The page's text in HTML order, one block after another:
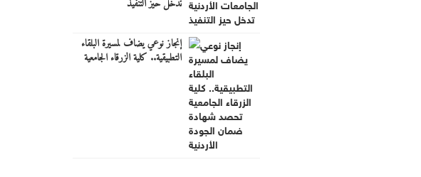
تدخل حيز التنفيذ
إنجاز نوعي يضاف لمسيرة البلقاء
التطبيقية.. كلية الزرقاء الجامعية